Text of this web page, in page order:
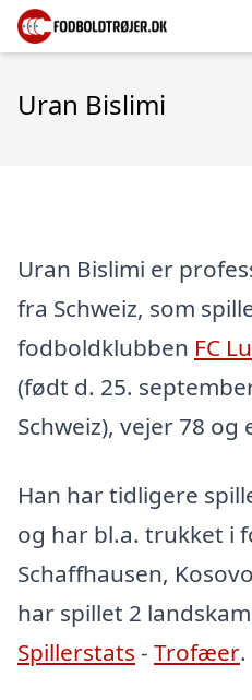
Uran Bislimi
Uran Bislimi er
fra Schweiz, som
fodboldklubben FC
(født d. 25.
Schweiz), vejer 78 og
Han har tidligere
og har bl.a. trukket i
Schaffhausen,
har spillet 2
Spillerstats - Trofæer.